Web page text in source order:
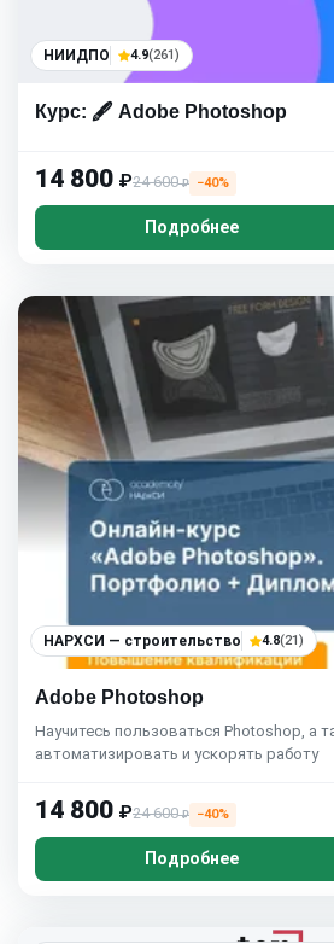
НИИДПО 4.9(261)
Курс: 🖋️ Adobe Photoshop
14 800 ₽24 600₽ −40%
Подробнее
НАРХСИ — строительство 4.8(21)
Adobe Photoshop
Научитесь пользоваться Photoshop, а
автоматизировать и ускорять работу
14 800 ₽24 600₽ −40%
Подробнее